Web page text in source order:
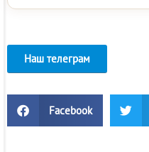
Наш телеграм
Facebook